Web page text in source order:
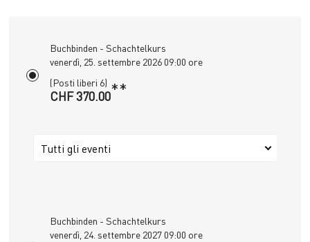
Buchbinden - Schachtelkurs
venerdì, 25. settembre 2026 09:00 ore
(Posti liberi 6)
CHF 370.00**
Tutti gli eventi
Buchbinden - Schachtelkurs
venerdì, 24. settembre 2027 09:00 ore